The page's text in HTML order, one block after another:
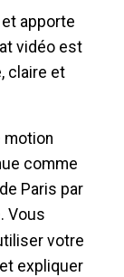
apporte
vidéo est
claire et
motion
comme
Paris par
Vous
votre
expliquer